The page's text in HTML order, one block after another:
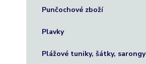
Punčochové zboží
Plavky
Plážové tuniky, šátky, sarongy